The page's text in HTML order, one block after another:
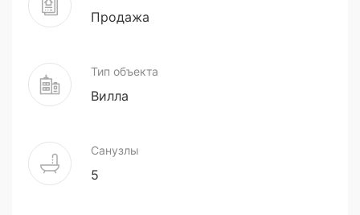
Продажа
Тип объекта
Вилла
Санузлы
5